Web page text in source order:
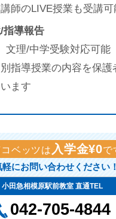
師のLIVE授業も受講可
導報告
文理/中学受験対応可能
指導授業の内容を保護
ます
ベッツは 入学金¥0で
軽にお問い合わせください！
小田急相模原駅前教室 直通TEL
042-705-4844